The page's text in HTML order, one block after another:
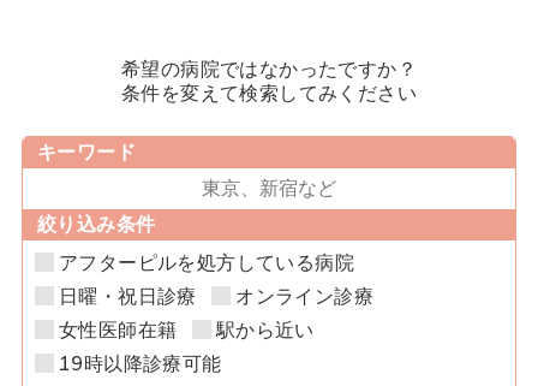
希望の病院ではなかったですか？
条件を変えて検索してみください
キーワード
絞り込み条件
アフターピルを処方している病院
日曜・祝日診療
オンライン診療
女性医師在籍
駅から近い
19時以降診療可能